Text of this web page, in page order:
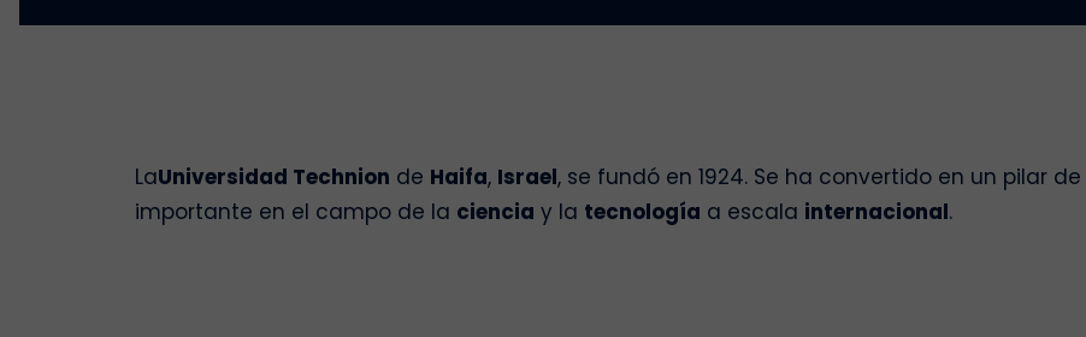
LaUniversidad Technion de Haifa, Israel, se fundó en 1924. Se ha convertido en un pilar
importante en el campo de la ciencia y la tecnología a escala internacional.